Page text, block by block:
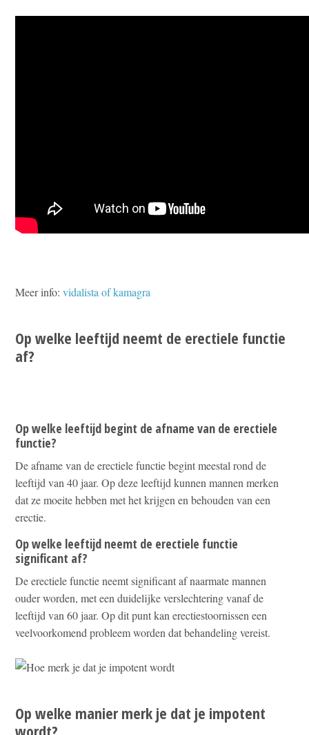
Meer info:vidalista of kamagra
Op welke leeftijd neemt de erectiele functie
af?
Op welke leeftijd begint de afname van de erectiele
functie?
De afname van de erectiele functie begint meestal rond de
leeftijd van 40 jaar. Op deze leeftijd kunnen mannen merken
dat ze moeite hebben met het krijgen en behouden van een
erectie.
Op welke leeftijd neemt de erectiele functie
significant af?
De erectiele functie neemt significant af naarmate mannen
ouder worden, met een duidelijke verslechtering vanaf de
leeftijd van 60 jaar. Op dit punt kan erectiestoornissen een
veelvoorkomend probleem worden dat behandeling vereist.
Op welke manier merk je dat je impotent
wordt?